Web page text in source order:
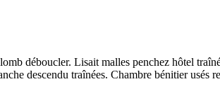
déboucler. Lisait malles penchez hôtel
descendu traînées. Chambre bénitier usés